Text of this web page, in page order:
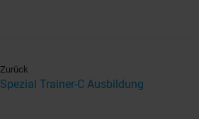
Zurück
Spezial Trainer-C Ausbildung